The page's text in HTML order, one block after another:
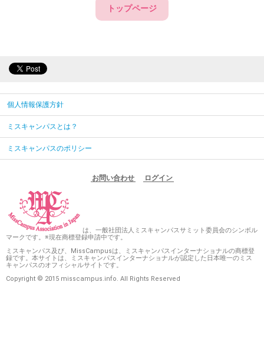
トップページ
個人情報保護方針
ミスキャンパスとは？
ミスキャンパスのポリシー
お問い合わせ ログイン
は、一般社団法人ミスキャンパスサミット委員会のシンボル
マークです。※現在商標登録申請中です。
ミスキャンパス及び、MissCampusは、ミスキャンパスインターナショナルの商標登
録です。本サイトは、ミスキャンパスインターナショナルが認定した日本唯一のミス
キャンパスのオフィシャルサイトです。
Copyright © 2015 misscampus.info. All Rights Reserved